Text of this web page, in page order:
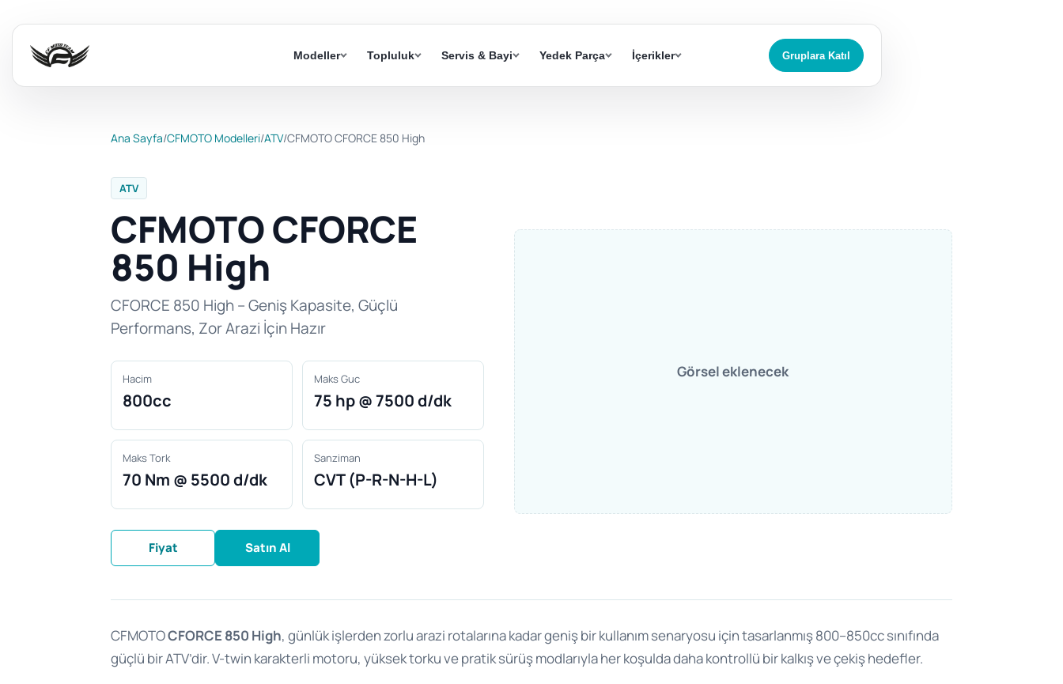
Modeller Topluluk Servis & Bayi Yedek Parça İçerikler Gruplara Katıl
Ana Sayfa/CFMOTO Modelleri/ATV/CFMOTO CFORCE 850 High
ATV
CFMOTO CFORCE
850 High
CFORCE 850 High – Geniş Kapasite, Güçlü
Performans, Zor Arazi İçin Hazır
Hacim
800cc
Maks Guc
75 hp @ 7500 d/dk
Maks Tork
70 Nm @ 5500 d/dk
Sanziman
CVT (P-R-N-H-L)
Fiyat Satın Al
Görsel eklenecek
CFMOTOCFORCE 850 High, günlük işlerden zorlu arazi rotalarına kadar geniş bir kullanım senaryosu için tasarlanmış 800–850cc sınıfında
güçlü bir ATV’dir. V-twin karakterli motoru, yüksek torku ve pratik sürüş modlarıyla her koşulda daha kontrollü bir kalkış ve çekiş hedefler.